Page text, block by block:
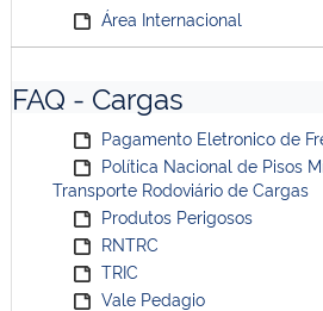
Área Internacional
FAQ - Cargas
Pagamento Eletronico de
Política Nacional de Pisos
Transporte Rodoviário de Cargas
Produtos Perigosos
RNTRC
TRIC
Vale Pedagio